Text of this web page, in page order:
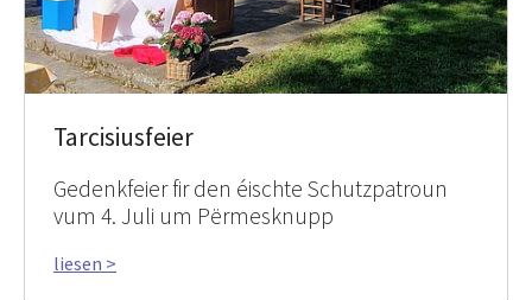
Tarcisiusfeier
Gedenkfeier fir den éischte Schutzpatroun
vum 4. Juli um Përmesknupp
liesen >